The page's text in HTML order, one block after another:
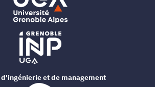
et de management